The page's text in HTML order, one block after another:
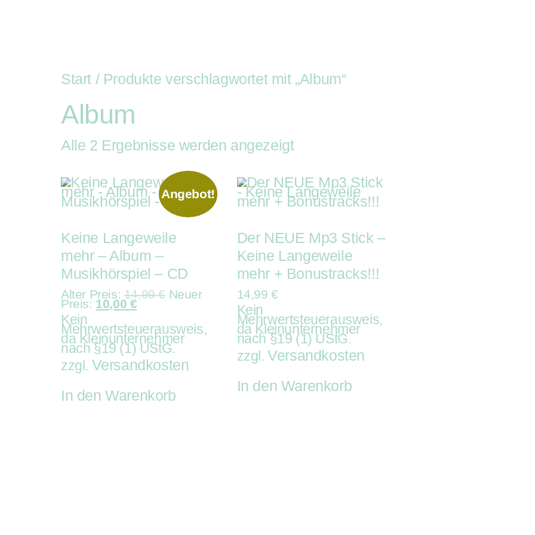
Start / Produkte verschlagwortet mit „Album“
Album
Alle 2 Ergebnisse werden angezeigt
Angebot!
Keine Langeweile
mehr – Album –
Musikhörspiel – CD
Alter Preis: 14,99€ Neuer
Preis: 10,00 €
Kein
Mehrwertsteuerausweis,
da Kleinunternehmer
nach §19 (1) UStG.
zzgl. Versandkosten
In den Warenkorb
Der NEUE Mp3 Stick –
Keine Langeweile
mehr + Bonustracks!!!
14,99€
Kein
Mehrwertsteuerausweis,
da Kleinunternehmer
nach §19 (1) UStG.
zzgl. Versandkosten
In den Warenkorb